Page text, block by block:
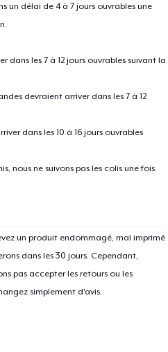
un délai de 4 à 7 jours ouvrables une
les 7 à 12 jours ouvrables suivant la
devraient arriver dans les 7 à 12
dans les 10 à 16 jours ouvrables
nous ne suivons pas les colis une fois
un produit endommagé, mal imprimé
dans les 30 jours. Cependant,
pas accepter les retours ou les
simplement d'avis.